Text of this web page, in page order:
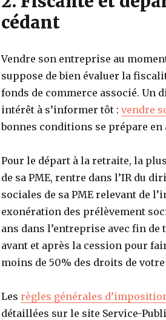
cédant
Vendre son entreprise au
suppose de bien évaluer la
fonds de commerce associé. Un
intérêt à s’informer tôt : vendre
bonnes conditions se prépare en
Pour le départ à la retraite, la
de sa PME, rentre dans l’IR du
sociales de sa PME relevant de
exonération des prélèvement
ans dans l’entreprise avec fin
avant et après la cession pour
moins de 50% des droits de
Les règles générales
détaillées sur le site Service-